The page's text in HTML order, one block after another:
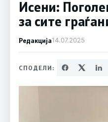
Исени:
за сите
Редакција14.07.2025
СПОДЕЛИ: